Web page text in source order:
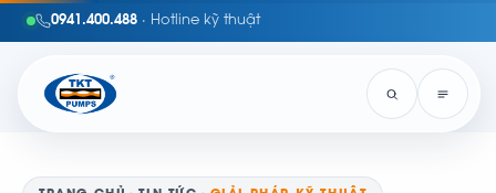
0941.400.488 · Hotline kỹ thuật